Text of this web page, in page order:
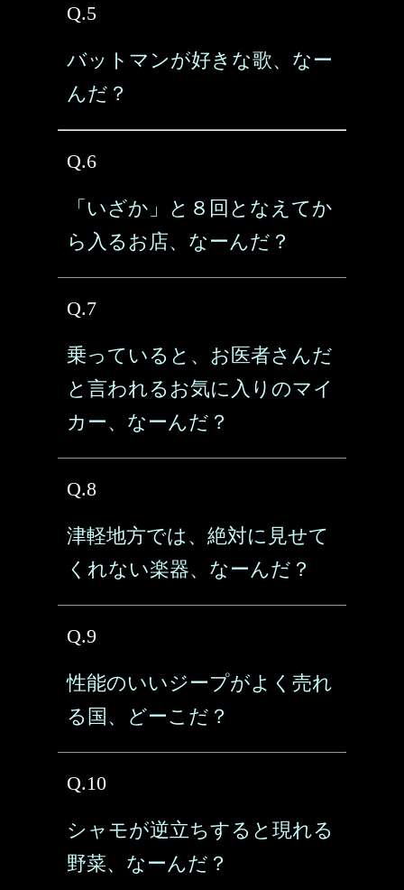
Q.5
バットマンが好きな歌、なー
んだ？
Q.6
「いざか」と８回となえてか
ら入るお店、なーんだ？
Q.7
乗っていると、お医者さんだ
と言われるお気に入りのマイ
カー、なーんだ？
Q.8
津軽地方では、絶対に見せて
くれない楽器、なーんだ？
Q.9
性能のいいジープがよく売れ
る国、どーこだ？
Q.10
シャモが逆立ちすると現れる
野菜、なーんだ？